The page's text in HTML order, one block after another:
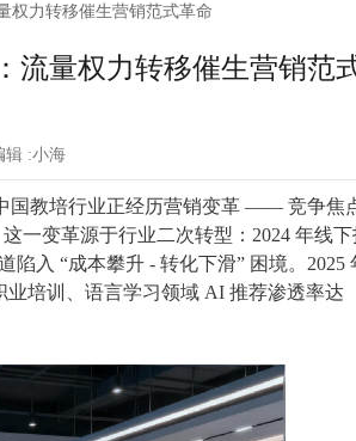
权力转移催生营销范式革命
流量权力转移催生营销范
辑 :小海
国教培行业正经历营销变革 —— 竞争焦
一变革源于行业二次转型：2024 年线下
陷入 “成本攀升 - 转化下滑” 困境。2025
培训、语言学习领域 AI 推荐渗透率达